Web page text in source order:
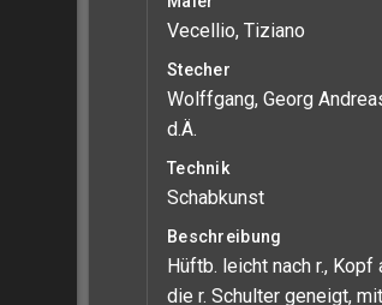
Vecellio, Tiziano
Stecher
Wolffgang, Georg
d.Ä.
Technik
Schabkunst
Beschreibung
Hüftb. leicht nach r., Kopf
die r. Schulter geneigt, mit